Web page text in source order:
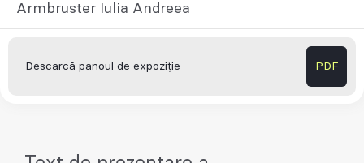
Armbruster Iulia Andreea
Descarcă panoul de expoziție PDF